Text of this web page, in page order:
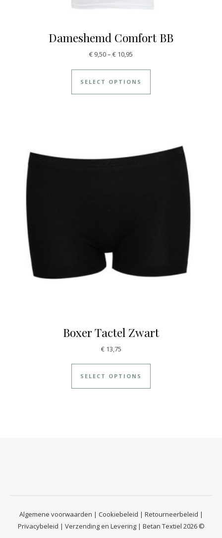
Dameshemd Comfort BB
€ 9,50– € 10,95
SELECT OPTIONS
Boxer Tactel Zwart
€13,75
SELECT OPTIONS
Algemene voorwaarden | Cookiebeleid | Retourneerbeleid |
Privacybeleid | Verzending en Levering| Betan Textiel 2026 ©